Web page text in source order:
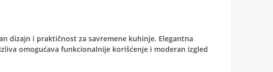
dizajn i praktičnost za savremene kuhinje. Elegantna
omogućava funkcionalnije korišćenje i moderan izgled